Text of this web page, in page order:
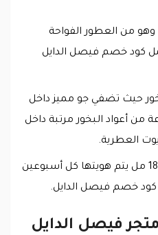
حجم العبوة 100 مل وهو من العطور الفواحة
كود خصم فيصل الدايل
حيث تضفي جو مميز داخل
من أعواد البخور مرتبة داخل
العطرية.
ويبلغ حجم العبوة حوالي 180 مل يتم هويتها كل أسبوعين
كود خصم فيصل الدايل.
فيصل الدايل